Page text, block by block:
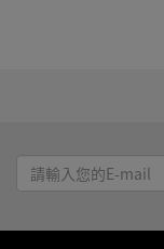
請
輸